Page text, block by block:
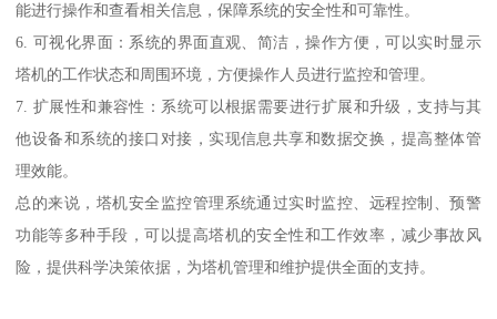
能进行操作和查看相关信息，保障系统的安全性和可靠性。
6. 可视化界面：系统的界面直观、简洁，操作方便，可以实时显示
塔机的工作状态和周围环境，方便操作人员进行监控和管理。
7. 扩展性和兼容性：系统可以根据需要进行扩展和升级，支持与其
他设备和系统的接口对接，实现信息共享和数据交换，提高整体管
理效能。
总的来说，塔机安全监控管理系统通过实时监控、远程控制、预警
功能等多种手段，可以提高塔机的安全性和工作效率，减少事故风
险，提供科学决策依据，为塔机管理和维护提供全面的支持。